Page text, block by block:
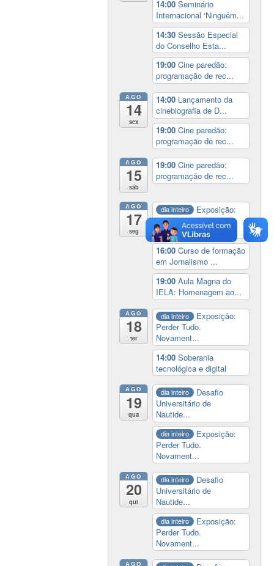
14:00Seminário
Internacional ‘Ninguém...
14:30Sessão Especial
do Conselho Esta...
19:00Cine paredão:
programação de rec...
AGO
14
sex
14:00 Lançamento da
cinebiografia de D...
19:00Cine paredão:
programação de rec...
AGO
15
sáb
19:00Cine paredão:
programação de rec...
AGO
17
seg
dia inteiro
Exposição:
Perder Tudo.
Novament...
16:00Curso de formação
em Jornalismo ...
19:00Aula Magna do
IELA: Homenagem ao...
AGO
18
ter
dia inteiro
Exposição:
Perder Tudo.
Novament...
14:00Soberania
tecnológica e digital
AGO
19
qua
dia inteiro
Desafio
Universitário de
Nautide...
dia inteiro
Exposição:
Perder Tudo.
Novament...
AGO
20
qui
dia inteiro
Desafio
Universitário de
Nautide...
dia inteiro
Exposição:
Perder Tudo.
Novament...
AGO